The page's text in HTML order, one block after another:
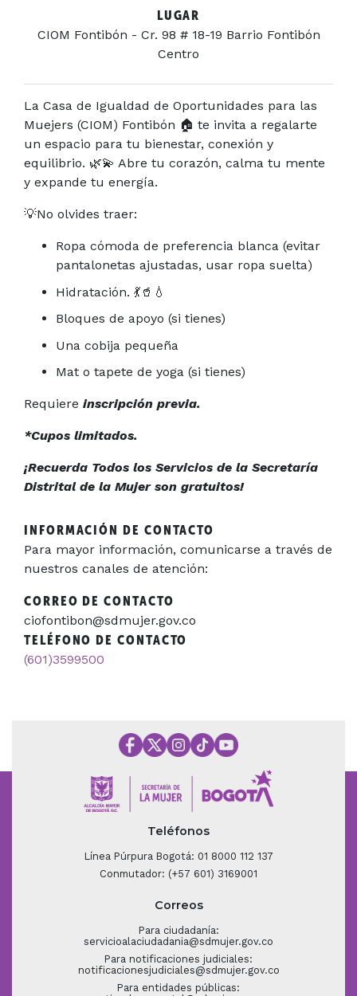
LUGAR
CIOM Fontibón - Cr. 98 # 18-19 Barrio Fontibón
Centro
La Casa de Igualdad de Oportunidades para las
Muejers (CIOM) Fontibón 🏠 te invita a regalarte
un espacio para tu bienestar, conexión y
equilibrio. 🌿💫 Abre tu corazón, calma tu mente
y expande tu energía.
💡No olvides traer:
Ropa cómoda de preferencia blanca (evitar
pantalonetas ajustadas, usar ropa suelta)
Hidratación. 💃🥤💧
Bloques de apoyo (si tienes)
Una cobija pequeña
Mat o tapete de yoga (si tienes)
Requiere inscripción previa.
*Cupos limitados.
¡Recuerda Todos los Servicios de la Secretaría
Distrital de la Mujer son gratuitos!
INFORMACIÓN DE CONTACTO
Para mayor información, comunicarse a través de
nuestros canales de atención:
CORREO DE CONTACTO
ciofontibon@sdmujer.gov.co
TELÉFONO DE CONTACTO
(601)3599500
Teléfonos
Línea Púrpura Bogotá: 01 8000 112 137
Conmutador: (+57 601) 3169001
Correos
Para ciudadanía:
servicioalaciudadania@sdmujer.gov.co
Para notificaciones judiciales:
notificacionesjudiciales@sdmujer.gov.co
Para entidades públicas: